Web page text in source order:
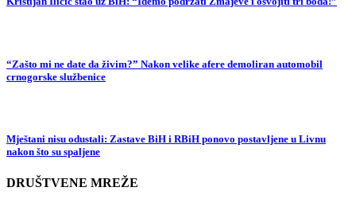
“Zašto mi ne date da živim?” Nakon velike afere demoliran automobil
crnogorske službenice
Mještani nisu odustali: Zastave BiH i RBiH ponovo postavljene u Livnu
nakon što su spaljene
DRUŠTVENE MREŽE